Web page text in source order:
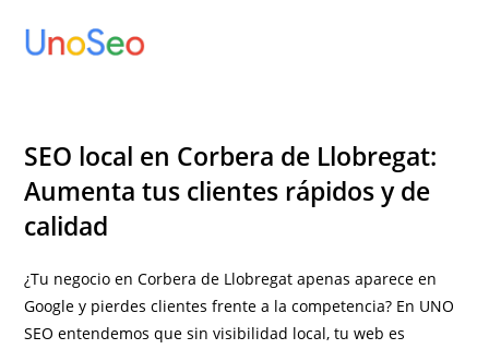
SEO local en Corbera de Llobregat:
Aumenta tus clientes rápidos y de
calidad
¿Tu negocio en Corbera de Llobregat apenas aparece en
Google y pierdes clientes frente a la competencia? En UNO
SEO entendemos que sin visibilidad local, tu web es